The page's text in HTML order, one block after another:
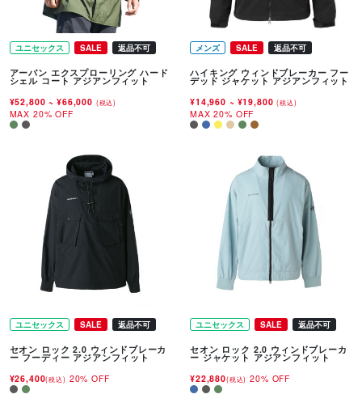
ユニセックス SALE 返品不可
アーバン エクスプローリング ハード
シェル コート アジアンフィット
¥52,800~ ¥66,000 (税込)
MAX 20% OFF
メンズ SALE 返品不可
ハイキング ウィンドブレーカー フー
デッド ジャケット アジアンフィット
¥14,960 ~ ¥19,800(税込)
MAX 20% OFF
ユニセックス SALE 返品不可
セオン ロック 2.0 ウィンドブレーカ
ー フーディー アジアンフィット
¥26,400(税込) 20% OFF
ユニセックス SALE 返品不可
セオン ロック 2.0 ウィンドブレーカ
ー ジャケット アジアンフィット
¥22,880(税込) 20% OFF